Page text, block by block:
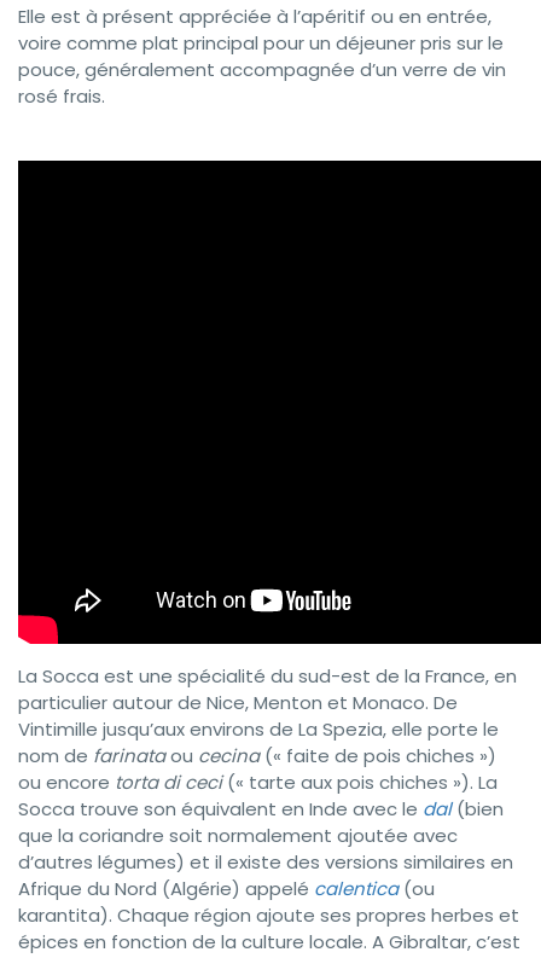
Elle est à présent appréciée à l’apéritif ou en entrée,
voire comme plat principal pour un déjeuner pris sur le
pouce, généralement accompagnée d’un verre de vin
rosé frais.
La Socca est une spécialité du sud-est de la France, en
particulier autour de Nice, Menton et Monaco. De
Vintimille jusqu’aux environs de La Spezia, elle porte le
nom de farinataou cecina(« faite de pois chiches »)
ou encore torta di ceci(« tarte aux pois chiches »). La
Socca trouve son équivalent en Inde avec le dal(bien
que la coriandre soit normalement ajoutée avec
d’autres légumes) et il existe des versions similaires en
Afrique du Nord (Algérie) appelé calentica(ou
karantita). Chaque région ajoute ses propres herbes et
épices en fonction de la culture locale. A Gibraltar, c’est